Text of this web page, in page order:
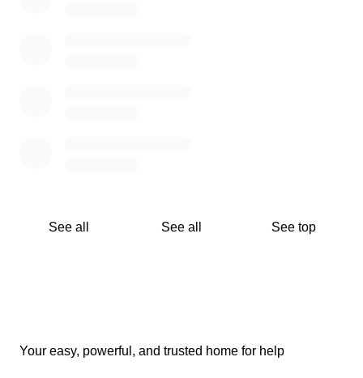
See all See all See top
Your easy, powerful, and trusted home for help